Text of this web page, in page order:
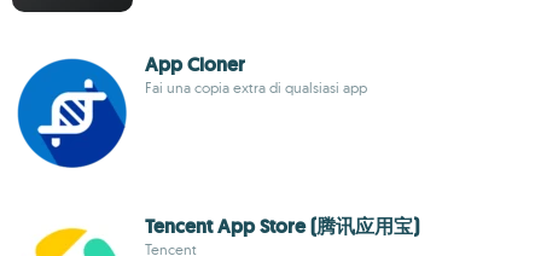
App Cloner
Fai una copia extra di qualsiasi app
Tencent App Store (腾讯应用宝)
Tencent